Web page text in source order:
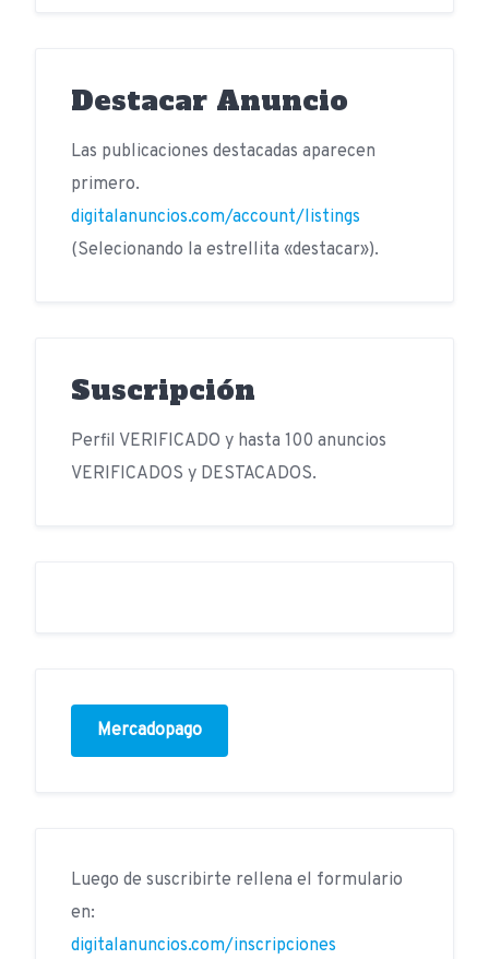
Destacar Anuncio
Las publicaciones destacadas aparecen
primero.
digitalanuncios.com/account/listings
(Selecionando la estrellita «destacar»).
Suscripción
Perfil VERIFICADO y hasta 100 anuncios
VERIFICADOS y DESTACADOS.
Mercadopago
Luego de suscribirte rellena el formulario
en:
digitalanuncios.com/inscripciones